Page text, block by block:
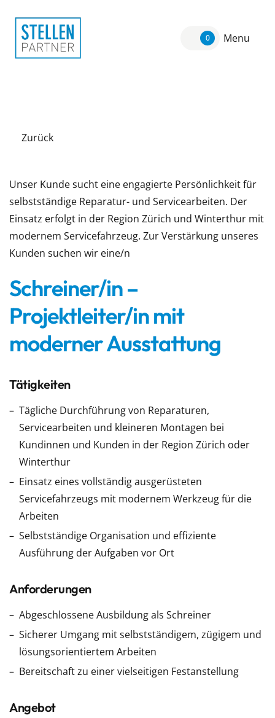
0 Menu
Zurück
Unser Kunde sucht eine engagierte Persönlichkeit für
selbstständige Reparatur- und Servicearbeiten. Der
Einsatz erfolgt in der Region Zürich und Winterthur mit
modernem Servicefahrzeug. Zur Verstärkung unseres
Kunden suchen wir eine/n
Schreiner/in –
Projektleiter/in mit
moderner Ausstattung
Tätigkeiten
Tägliche Durchführung von Reparaturen,
Servicearbeiten und kleineren Montagen bei
Kundinnen und Kunden in der Region Zürich oder
Winterthur
Einsatz eines vollständig ausgerüsteten
Servicefahrzeugs mit modernem Werkzeug für die
Arbeiten
Selbstständige Organisation und effiziente
Ausführung der Aufgaben vor Ort
Anforderungen
Abgeschlossene Ausbildung als Schreiner
Sicherer Umgang mit selbstständigem, zügigem und
lösungsorientiertem Arbeiten
Bereitschaft zu einer vielseitigen Festanstellung
Angebot